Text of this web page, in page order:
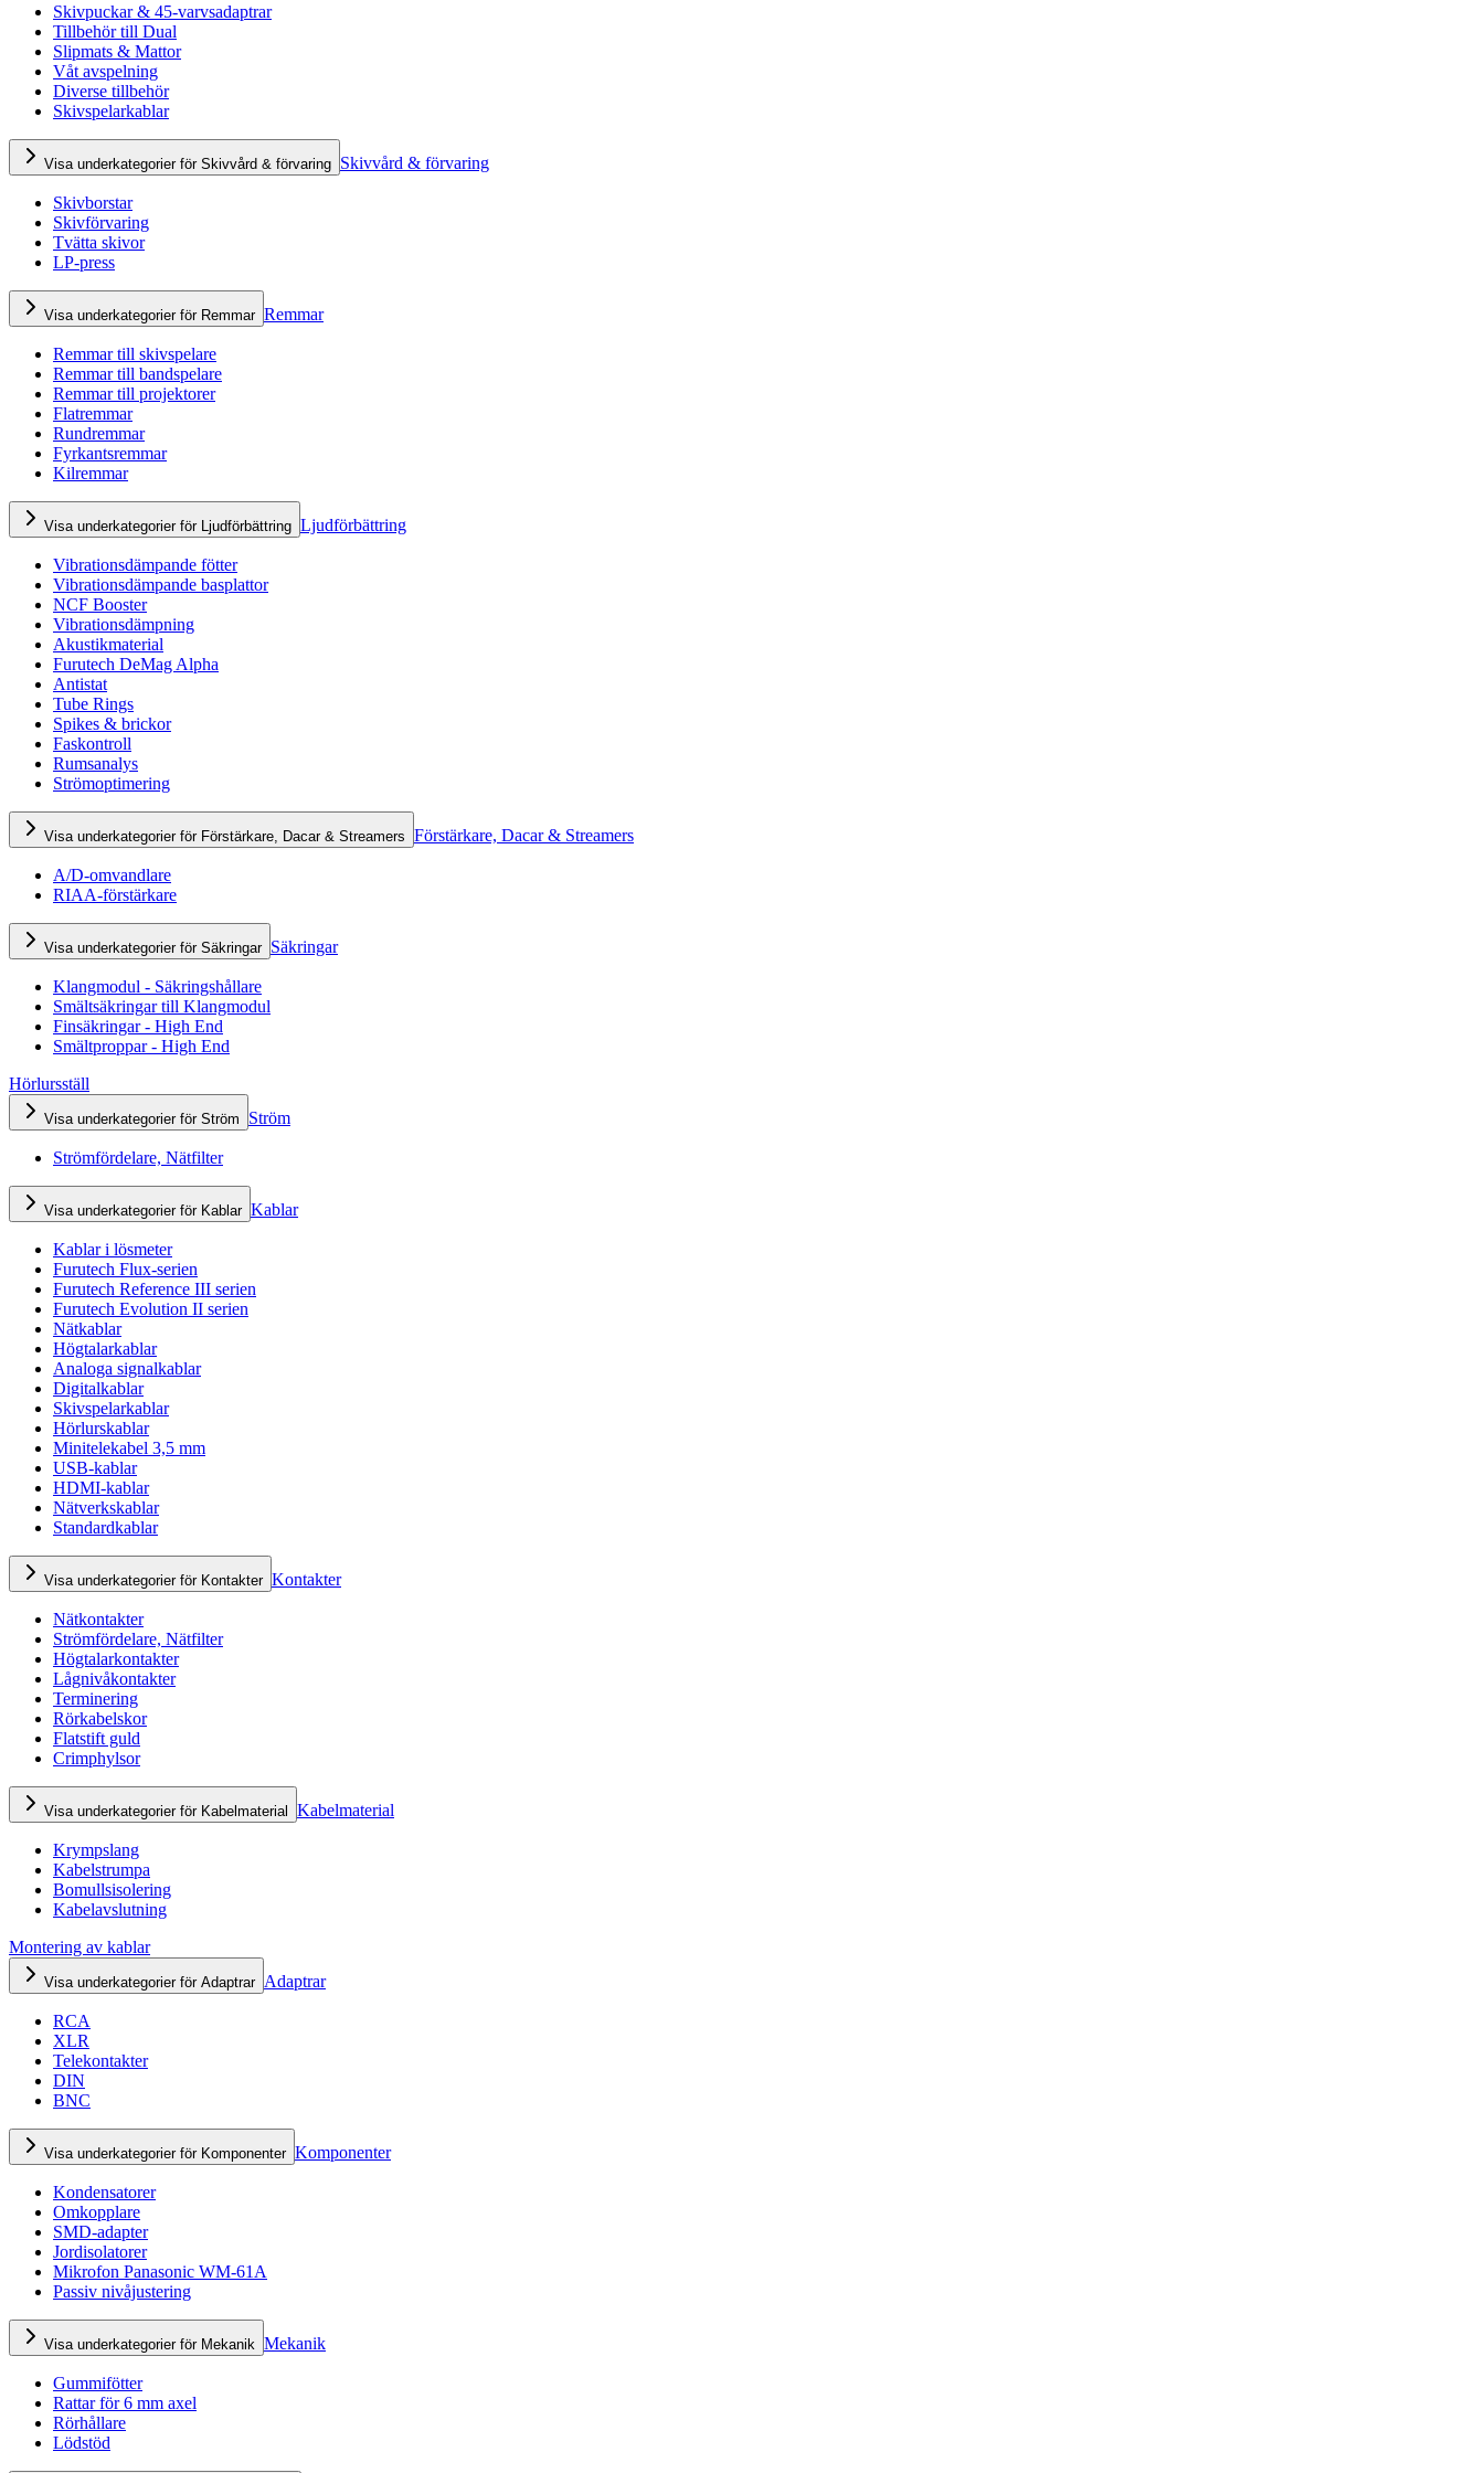
Skivpuckar & 45-varvsadaptrar
Tillbehör till Dual
Slipmats & Mattor
Våt avspelning
Diverse tillbehör
Skivspelarkablar
Visa underkategorier för Skivvård & förvaring Skivvård & förvaring
Skivborstar
Skivförvaring
Tvätta skivor
LP-press
Visa underkategorier för Remmar Remmar
Remmar till skivspelare
Remmar till bandspelare
Remmar till projektorer
Flatremmar
Rundremmar
Fyrkantsremmar
Kilremmar
Visa underkategorier för Ljudförbättring Ljudförbättring
Vibrationsdämpande fötter
Vibrationsdämpande basplattor
NCF Booster
Vibrationsdämpning
Akustikmaterial
Furutech DeMag Alpha
Antistat
Tube Rings
Spikes & brickor
Faskontroll
Rumsanalys
Strömoptimering
Visa underkategorier för Förstärkare, Dacar & Streamers Förstärkare, Dacar & Streamers
A/D-omvandlare
RIAA-förstärkare
Visa underkategorier för Säkringar Säkringar
Klangmodul - Säkringshållare
Smältsäkringar till Klangmodul
Finsäkringar - High End
Smältproppar - High End
Hörlursställ
Visa underkategorier för Ström Ström
Strömfördelare, Nätfilter
Visa underkategorier för Kablar Kablar
Kablar i lösmeter
Furutech Flux-serien
Furutech Reference III serien
Furutech Evolution II serien
Nätkablar
Högtalarkablar
Analoga signalkablar
Digitalkablar
Skivspelarkablar
Hörlurskablar
Minitelekabel 3,5 mm
USB-kablar
HDMI-kablar
Nätverkskablar
Standardkablar
Visa underkategorier för Kontakter Kontakter
Nätkontakter
Strömfördelare, Nätfilter
Högtalarkontakter
Lågnivåkontakter
Terminering
Rörkabelskor
Flatstift guld
Crimphylsor
Visa underkategorier för Kabelmaterial Kabelmaterial
Krympslang
Kabelstrumpa
Bomullsisolering
Kabelavslutning
Montering av kablar
Visa underkategorier för Adaptrar Adaptrar
RCA
XLR
Telekontakter
DIN
BNC
Visa underkategorier för Komponenter Komponenter
Kondensatorer
Omkopplare
SMD-adapter
Jordisolatorer
Mikrofon Panasonic WM-61A
Passiv nivåjustering
Visa underkategorier för Mekanik Mekanik
Gummifötter
Rattar för 6 mm axel
Rörhållare
Lödstöd